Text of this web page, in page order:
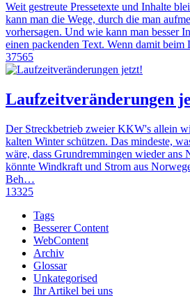
Weit gestreute Pressetexte und Inhalte
kann man die Wege, durch die man
vorhersagen. Und wie kann man besser
einen packenden Text. Wenn damit
37565
Laufzeitveränderungen
Der Streckbetrieb zweier KKW's allein
kalten Winter schützen. Das mindeste,
wäre, dass Grundremmingen wieder ans
könnte Windkraft und Strom aus
Beh…
13325
Tags
Besserer Content
WebContent
Archiv
Glossar
Unkategorised
Ihr Artikel bei uns